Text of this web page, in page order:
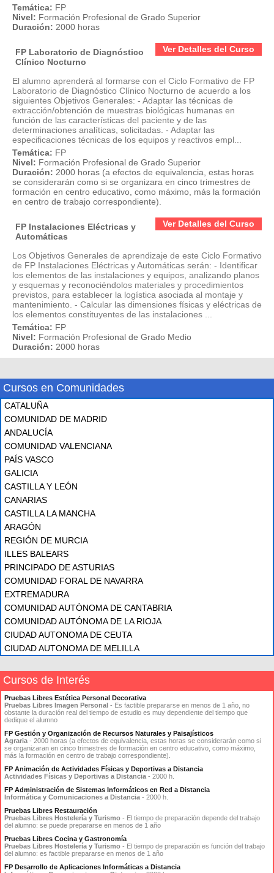
Temática: FP
Nivel: Formación Profesional de Grado Superior
Duración: 2000 horas
Ver Detalles del Curso
FP Laboratorio de Diagnóstico
Clínico Nocturno
El alumno aprenderá al formarse con el Ciclo Formativo de FP
Laboratorio de Diagnóstico Clínico Nocturno de acuerdo a los
siguientes Objetivos Generales: - Adaptar las técnicas de
extracción/obtención de muestras biológicas humanas en
función de las características del paciente y de las
determinaciones analíticas, solicitadas. - Adaptar las
especificaciones técnicas de los equipos y reactivos empl...
Temática: FP
Nivel: Formación Profesional de Grado Superior
Duración: 2000 horas (a efectos de equivalencia, estas horas
se considerarán como si se organizara en cinco trimestres de
formación en centro educativo, como máximo, más la formación
en centro de trabajo correspondiente).
Ver Detalles del Curso
FP Instalaciones Eléctricas y
Automáticas
Los Objetivos Generales de aprendizaje de este Ciclo Formativo
de FP Instalaciones Eléctricas y Automáticas serán: - Identificar
los elementos de las instalaciones y equipos, analizando planos
y esquemas y reconociéndolos materiales y procedimientos
previstos, para establecer la logística asociada al montaje y
mantenimiento. - Calcular las dimensiones físicas y eléctricas de
los elementos constituyentes de las instalaciones ...
Temática: FP
Nivel: Formación Profesional de Grado Medio
Duración: 2000 horas
Cursos en Comunidades
CATALUÑA
COMUNIDAD DE MADRID
ANDALUCÍA
COMUNIDAD VALENCIANA
PAÍS VASCO
GALICIA
CASTILLA Y LEÓN
CANARIAS
CASTILLA LA MANCHA
ARAGÓN
REGIÓN DE MURCIA
ILLES BALEARS
PRINCIPADO DE ASTURIAS
COMUNIDAD FORAL DE NAVARRA
EXTREMADURA
COMUNIDAD AUTÓNOMA DE CANTABRIA
COMUNIDAD AUTÓNOMA DE LA RIOJA
CIUDAD AUTONOMA DE CEUTA
CIUDAD AUTONOMA DE MELILLA
Cursos de Interés
Pruebas Libres Estética Personal Decorativa
Pruebas Libres Imagen Personal - Es factible prepararse en menos de 1 año, no
obstante la duración real del tiempo de estudio es muy dependiente del tiempo que
dedique el alumno
FP Gestión y Organización de Recursos Naturales y Paisajísticos
Agraria - 2000 horas (a efectos de equivalencia, estas horas se considerarán como si
se organizaran en cinco trimestres de formación en centro educativo, como máximo,
más la formación en centro de trabajo correspondiente).
FP Animación de Actividades Físicas y Deportivas a Distancia
Actividades Físicas y Deportivas a Distancia - 2000 h.
FP Administración de Sistemas Informáticos en Red a Distancia
Informática y Comunicaciones a Distancia - 2000 h.
Pruebas Libres Restauración
Pruebas Libres Hostelería y Turismo - El tiempo de preparación depende del trabajo
del alumno: se puede prepararse en menos de 1 año
Pruebas Libres Cocina y Gastronomía
Pruebas Libres Hostelería y Turismo - El tiempo de preparación es función del trabajo
del alumno: es factible prepararse en menos de 1 año
FP Desarrollo de Aplicaciones Informáticas a Distancia